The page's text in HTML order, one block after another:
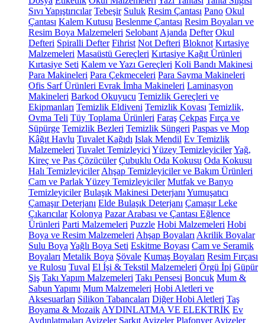
Sıvı Yapıştırıcılar Tebeşir Suluk Resim Çantası Pano Okul
Çantası Kalem Kutusu Beslenme Çantası Resim Boyaları ve
Resim Boya Malzemeleri Selobant Ajanda Defter Okul
Defteri Spiralli Defter Fihrist Not Defteri Bloknot Kırtasiye
Malzemeleri Masaüstü Gereçleri Kırtasiye Kağıt Ürünleri
Kırtasiye Seti Kalem ve Yazı Gereçleri Koli Bandı Makinesi
Para Makineleri Para Çekmeceleri Para Sayma Makineleri
Ofis Sarf Ürünleri Evrak İmha Makineleri Laminasyon
Makineleri Barkod Okuyucu Temizlik Gereçleri ve
Ekipmanları Temizlik Eldiveni Temizlik Kovası Temizlik,
Ovma Teli Tüy Toplama Ürünleri Faraş Çekpas Fırça ve
Süpürge Temizlik Bezleri Temizlik Süngeri Paspas ve Mop
Kâğıt Havlu Tuvalet Kağıdı Islak Mendil Ev Temizlik
Malzemeleri Tuvalet Temizleyici Yüzey TemizleyicilerYağ,
Kireç ve Pas Çözücüler Çubuklu Oda Kokusu Oda Kokusu
Halı Temizleyiciler Ahşap Temizleyiciler ve Bakım Ürünleri
Cam ve Parlak Yüzey Temizleyiciler Mutfak ve Banyo
Temizleyiciler Bulaşık Makinesi Deterjanı Yumuşatıcı
Çamaşır Deterjanı Elde Bulaşık Deterjanı Çamaşır Leke
Çıkarıcılar Kolonya Pazar Arabası ve Çantası Eğlence
Ürünleri Parti Malzemeleri Puzzle Hobi Malzemeleri Hobi
Boya ve Resim Malzemeleri Ahşap Boyaları Akrilik Boyalar
Sulu Boya Yağlı Boya Seti Eskitme Boyası Cam ve Seramik
Boyaları Metalik Boya Şövale Kumaş Boyaları Resim Fırçası
ve Rulosu Tuval El İşi & Tekstil Malzemeleri Örgü İpi Güpür
Şiş Takı Yapım Malzemeleri Takı Pensesi Boncuk Mum &
Sabun Yapımı Mum Malzemeleri Hobi Aletleri ve
Aksesuarları Silikon Tabancaları Diğer Hobi Aletleri Taş
Boyama & Mozaik AYDINLATMA VE ELEKTRİK Ev
Aydınlatmaları Avizeler Sarkıt Avizeler Plafonyer Avizeler